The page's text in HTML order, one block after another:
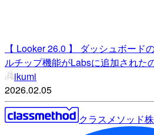
【 Looker 26.0 】 ダッシュボード
ルチップ機能がLabsに追加された
ikumi
2026.02.05
クラスメソッド